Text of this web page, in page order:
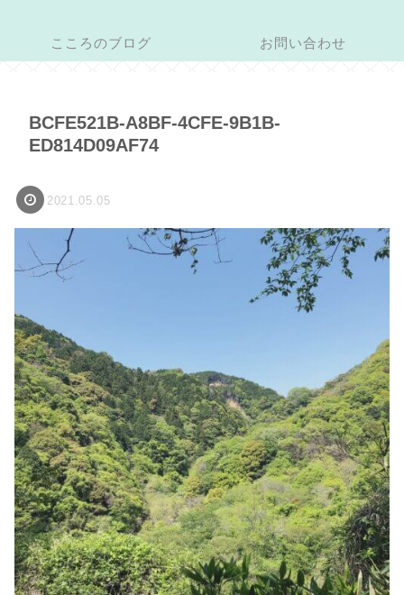
こころのブログ お問い合わせ
BCFE521B-A8BF-4CFE-9B1B-
ED814D09AF74
2021.05.05